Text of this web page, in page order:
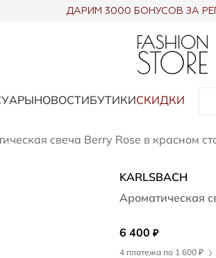
ДАРИМ 3000 БОНУСОВ ЗА
НОВОСТИБУТИКИСКИДКИ
свеча Berry Rose в красном
KARLSBACH
Ароматическая
6 400 ₽
4 платежа по 1 600 ₽